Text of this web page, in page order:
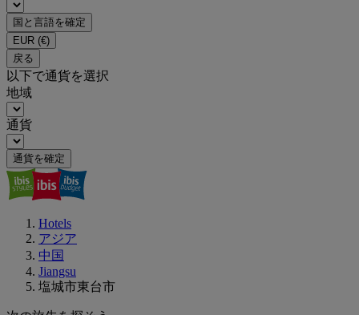
国と言語を確定
EUR (€)
戻る
以下で通貨を選択
地域
通貨
通貨を確定
Hotels
アジア
中国
Jiangsu
塩城市東台市